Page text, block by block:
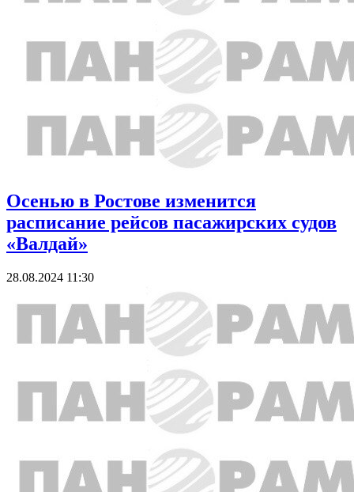
Осенью в Ростове изменится
расписание рейсов пасажирских судов
«Валдай»
28.08.2024 11:30